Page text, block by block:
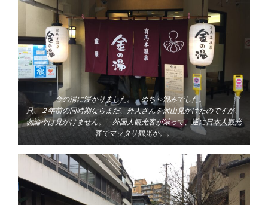
金の湯に浸かりました。 めちゃ混みでした。
只、２年前の同時期ならまだ、外人さんを沢山見かけたのですが、
勿論今は見かけません。 外国人観光客が減って、逆に日本人観光
客でマッタリ観光か。。